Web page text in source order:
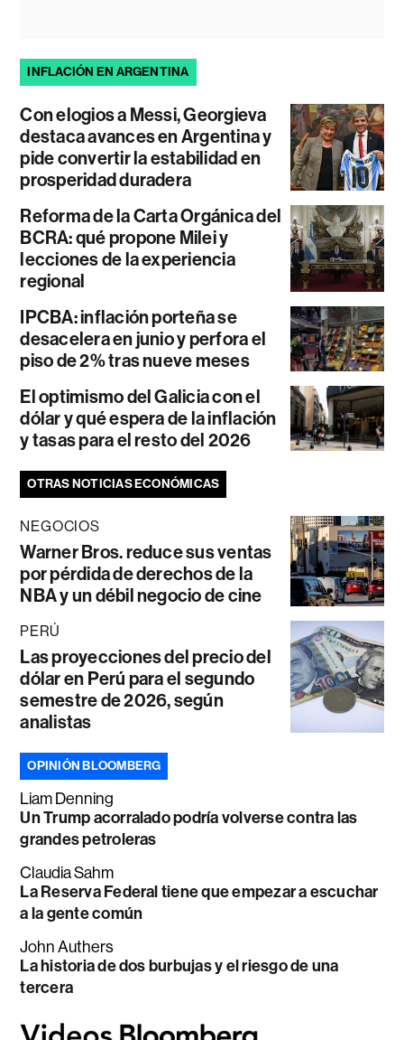
INFLACIÓN EN ARGENTINA
Con elogios a Messi, Georgieva
destaca avances en Argentina y
pide convertir la estabilidad en
prosperidad duradera
Reforma de la Carta Orgánica del
BCRA: qué propone Milei y
lecciones de la experiencia
regional
IPCBA: inflación porteña se
desacelera en junio y perfora el
piso de 2% tras nueve meses
El optimismo del Galicia con el
dólar y qué espera de la inflación
y tasas para el resto del 2026
OTRAS NOTICIAS ECONÓMICAS
NEGOCIOS
Warner Bros. reduce sus ventas
por pérdida de derechos de la
NBA y un débil negocio de cine
PERÚ
Las proyecciones del precio del
dólar en Perú para el segundo
semestre de 2026, según
analistas
OPINIÓN BLOOMBERG
Liam Denning
Un Trump acorralado podría volverse contra las
grandes petroleras
Claudia Sahm
La Reserva Federal tiene que empezar a escuchar
a la gente común
John Authers
La historia de dos burbujas y el riesgo de una
tercera